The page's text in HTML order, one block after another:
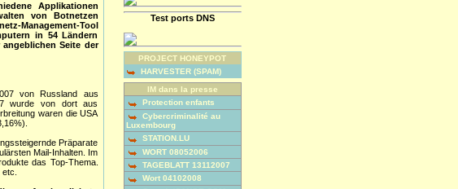
Applikationen
von Botnetzen
Management-Tool
in 54 Ländern
Seite der
von Russland aus
wurde von dort aus
waren die USA
Präparate
Mail-Inhalten. Im
das Top-Thema.
Test ports DNS
PROJECT HONEYPOT
HARVESTER (SPAM)
IM dans la presse
Protection enfants
Cybercriminalité au
Luxembourg
STATION.LU
WORT 08052006
TAGEBLATT 13112007
Wort 04102008